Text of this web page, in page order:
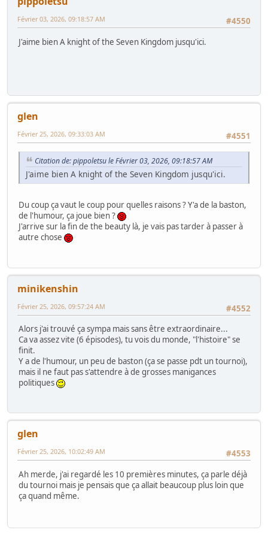
#4550
Février 03, 2026, 09:18:57 AM
J'aime bien A knight of the Seven Kingdom jusqu'ici.
glen
#4551
Février 25, 2026, 09:33:03 AM
Citation de: pippoletsu le Février 03, 2026, 09:18:57 AM
J'aime bien A knight of the Seven Kingdom jusqu'ici.
Du coup ça vaut le coup pour quelles raisons ? Y'a de la baston,
de l'humour, ça joue bien ?
J'arrive sur la fin de the beauty là, je vais pas tarder à passer à
autre chose
minikenshin
#4552
Février 25, 2026, 09:57:24 AM
Alors j'ai trouvé ça sympa mais sans être extraordinaire...
Ca va assez vite (6 épisodes), tu vois du monde, "l'histoire" se
finit.
Y a de l'humour, un peu de baston (ça se passe pdt un tournoi),
mais il ne faut pas s'attendre à de grosses manigances
politiques
glen
#4553
Février 25, 2026, 10:02:49 AM
Ah merde, j'ai regardé les 10 premières minutes, ça parle déjà
du tournoi mais je pensais que ça allait beaucoup plus loin que
ça quand même.